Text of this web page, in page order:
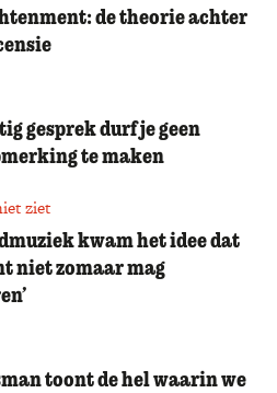
de theorie achter
gesprek durf je geen
te maken
ziet
kwam het idee dat
niet zomaar mag
toont de hel waarin we